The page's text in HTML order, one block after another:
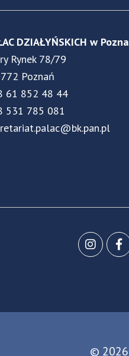
DZIAŁYŃSKICH w
Rynek 78/79
Poznań
61 852 48 44
531 785 081
© 2026